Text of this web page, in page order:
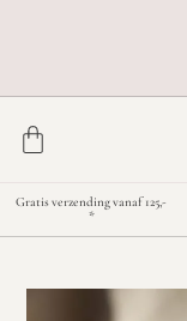
Gratis verzending vanaf 125,-
*